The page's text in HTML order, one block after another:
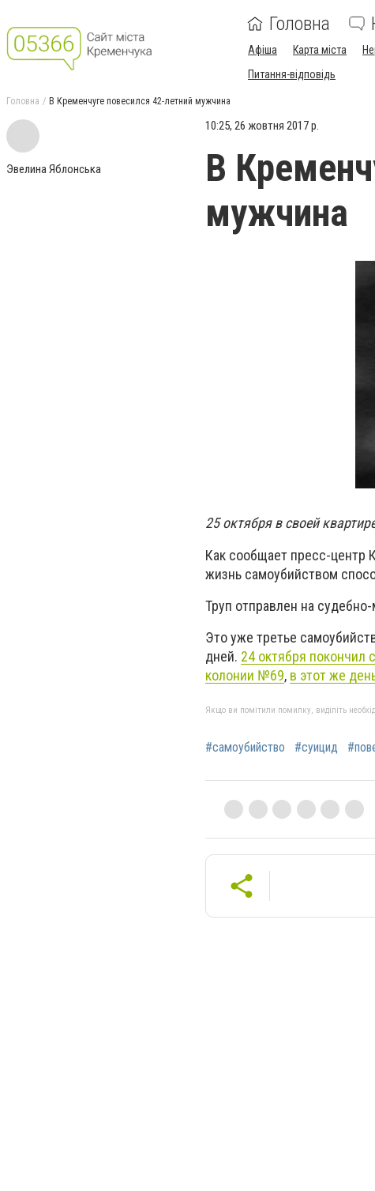
Головна
Афіша Карта міста
Питання-відповідь
Головна В Кременчуге повесился 42-летний мужчина
Эвелина Яблонська
10:25, 26 жовтня 2017 р.
В
мужчина
25 октября в своей
Как сообщает пресс-центр
жизнь самоубийством
Труп отправлен на
Это уже третье
дней. 24 октября покончил
колонии №69, в этот же
Якщо ви помітили помилку, виділіть
#самоубийство #суицид